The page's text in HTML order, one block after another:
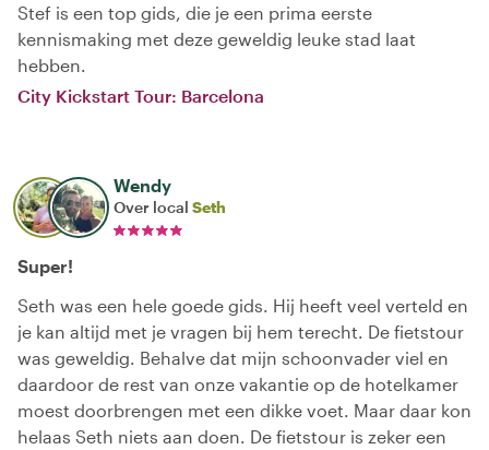
Stef is een top gids, die je een prima eerste
kennismaking met deze geweldig leuke stad laat
hebben.
City Kickstart Tour: Barcelona
Wendy
Over local Seth
Super!
Seth was een hele goede gids. Hij heeft veel verteld en
je kan altijd met je vragen bij hem terecht. De fietstour
was geweldig. Behalve dat mijn schoonvader viel en
daardoor de rest van onze vakantie op de hotelkamer
moest doorbrengen met een dikke voet. Maar daar kon
helaas Seth niets aan doen. De fietstour is zeker een